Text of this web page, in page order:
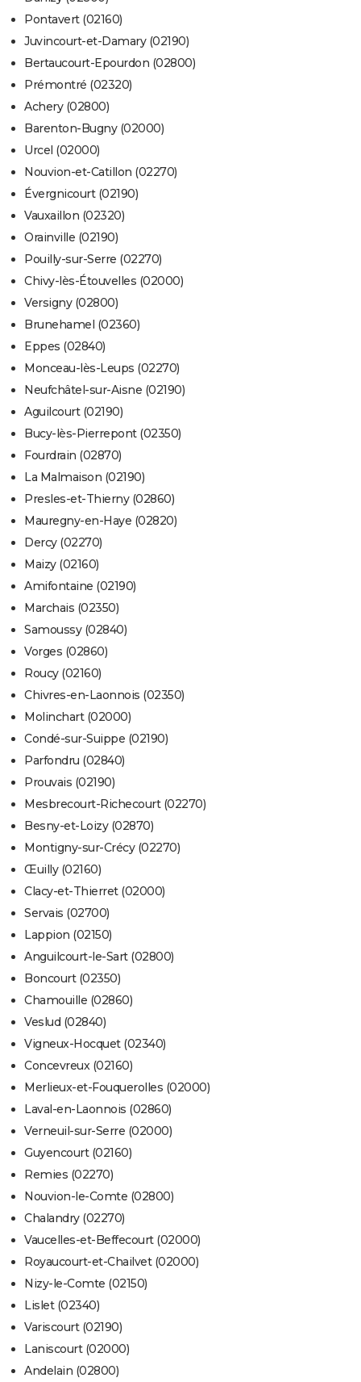
Pontavert (02160)
Juvincourt-et-Damary (02190)
Bertaucourt-Epourdon (02800)
Prémontré (02320)
Achery (02800)
Barenton-Bugny (02000)
Urcel (02000)
Nouvion-et-Catillon (02270)
Évergnicourt (02190)
Vauxaillon (02320)
Orainville (02190)
Pouilly-sur-Serre (02270)
Chivy-lès-Étouvelles (02000)
Versigny (02800)
Brunehamel (02360)
Eppes (02840)
Monceau-lès-Leups (02270)
Neufchâtel-sur-Aisne (02190)
Aguilcourt (02190)
Bucy-lès-Pierrepont (02350)
Fourdrain (02870)
La Malmaison (02190)
Presles-et-Thierny (02860)
Mauregny-en-Haye (02820)
Dercy (02270)
Maizy (02160)
Amifontaine (02190)
Marchais (02350)
Samoussy (02840)
Vorges (02860)
Roucy (02160)
Chivres-en-Laonnois (02350)
Molinchart (02000)
Condé-sur-Suippe (02190)
Parfondru (02840)
Prouvais (02190)
Mesbrecourt-Richecourt (02270)
Besny-et-Loizy (02870)
Montigny-sur-Crécy (02270)
Œuilly (02160)
Clacy-et-Thierret (02000)
Servais (02700)
Lappion (02150)
Anguilcourt-le-Sart (02800)
Boncourt (02350)
Chamouille (02860)
Veslud (02840)
Vigneux-Hocquet (02340)
Concevreux (02160)
Merlieux-et-Fouquerolles (02000)
Laval-en-Laonnois (02860)
Verneuil-sur-Serre (02000)
Guyencourt (02160)
Remies (02270)
Nouvion-le-Comte (02800)
Chalandry (02270)
Vaucelles-et-Beffecourt (02000)
Royaucourt-et-Chailvet (02000)
Nizy-le-Comte (02150)
Lislet (02340)
Variscourt (02190)
Laniscourt (02000)
Andelain (02800)